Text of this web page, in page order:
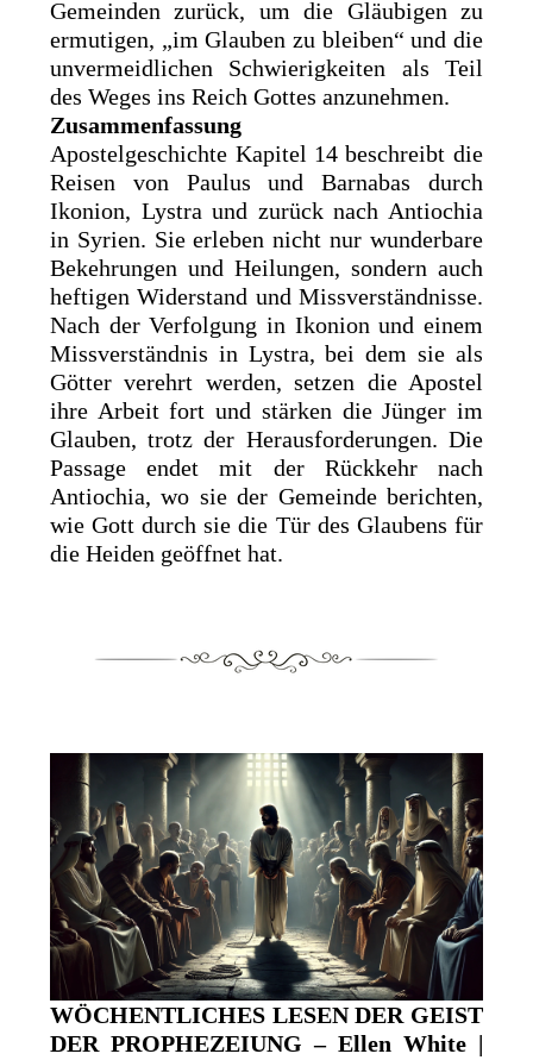
Gemeinden zurück, um die Gläubigen zu
ermutigen, „im Glauben zu bleiben“ und die
unvermeidlichen Schwierigkeiten als Teil
des Weges ins Reich Gottes anzunehmen.
Zusammenfassung
Apostelgeschichte Kapitel 14 beschreibt die
Reisen von Paulus und Barnabas durch
Ikonion, Lystra und zurück nach Antiochia
in Syrien. Sie erleben nicht nur wunderbare
Bekehrungen und Heilungen, sondern auch
heftigen Widerstand und Missverständnisse.
Nach der Verfolgung in Ikonion und einem
Missverständnis in Lystra, bei dem sie als
Götter verehrt werden, setzen die Apostel
ihre Arbeit fort und stärken die Jünger im
Glauben, trotz der Herausforderungen. Die
Passage endet mit der Rückkehr nach
Antiochia, wo sie der Gemeinde berichten,
wie Gott durch sie die Tür des Glaubens für
die Heiden geöffnet hat.
WÖCHENTLICHES LESEN DER GEIST
DER PROPHEZEIUNG – Ellen White |